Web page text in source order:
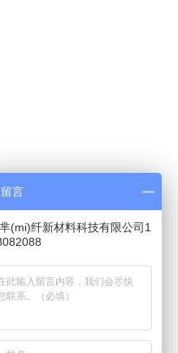
MSDS报告,PSU ROSH
言
芈(mi)纤新材料科技有限公司1